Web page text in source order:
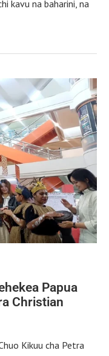
kavu na baharini, na
Papua
Christian
Kikuu cha Petra